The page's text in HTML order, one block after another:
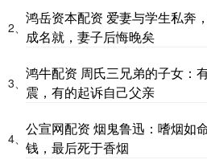
2、
鸿岳资本配资 爱妻与学生私奔
成名就，妻子后悔晚矣
3、
鸿牛配资 周氏三兄弟的子女：
震，有的起诉自己父亲
4、
公宣网配资 烟鬼鲁迅：嗜烟如
钱，最后死于香烟